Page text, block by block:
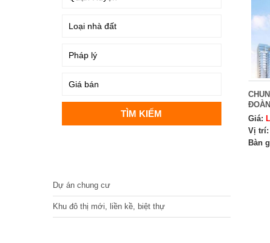
ĐOÀN
Giá:
Vị trí:
Bàn
Dự án chung cư
Khu đô thị mới, liền kề, biệt thự